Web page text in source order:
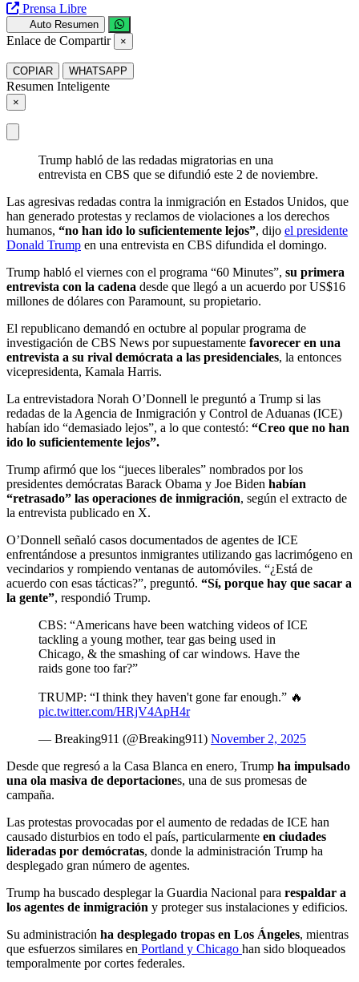
Prensa Libre
Auto Resumen
Enlace de Compartir ×
COPIAR WHATSAPP
Resumen Inteligente
×
Trump habló de las redadas migratorias en una
entrevista en CBS que se difundió este 2 de noviembre.
Las agresivas redadas contra la inmigración en Estados Unidos, que
han generado protestas y reclamos de violaciones a los derechos
humanos, “no han ido lo suficientemente lejos”, dijo el presidente
Donald Trump en una entrevista en CBS difundida el domingo.
Trump habló el viernes con el programa “60 Minutes”, su primera
entrevista con la cadena desde que llegó a un acuerdo por US$16
millones de dólares con Paramount, su propietario.
El republicano demandó en octubre al popular programa de
investigación de CBS News por supuestamente favorecer en una
entrevista a su rival demócrata a las presidenciales, la entonces
vicepresidenta, Kamala Harris.
La entrevistadora Norah O’Donnell le preguntó a Trump si las
redadas de la Agencia de Inmigración y Control de Aduanas (ICE)
habían ido “demasiado lejos”, a lo que contestó: “Creo que no han
ido lo suficientemente lejos”.
Trump afirmó que los “jueces liberales” nombrados por los
presidentes demócratas Barack Obama y Joe Biden habían
“retrasado” las operaciones de inmigración, según el extracto de
la entrevista publicado en X.
O’Donnell señaló casos documentados de agentes de ICE
enfrentándose a presuntos inmigrantes utilizando gas lacrimógeno en
vecindarios y rompiendo ventanas de automóviles. “¿Está de
acuerdo con esas tácticas?”, preguntó. “Sí, porque hay que sacar a
la gente”, respondió Trump.
CBS: “Americans have been watching videos of ICE
tackling a young mother, tear gas being used in
Chicago, & the smashing of car windows. Have the
raids gone too far?”
TRUMP: “I think they haven't gone far enough.” 🔥
pic.twitter.com/HRjV4ApH4r
— Breaking911 (@Breaking911) November 2, 2025
Desde que regresó a la Casa Blanca en enero, Trump ha impulsado
una ola masiva de deportaciones, una de sus promesas de
campaña.
Las protestas provocadas por el aumento de redadas de ICE han
causado disturbios en todo el país, particularmente en ciudades
lideradas por demócratas, donde la administración Trump ha
desplegado gran número de agentes.
Trump ha buscado desplegar la Guardia Nacional para respaldar a
los agentes de inmigración y proteger sus instalaciones y edificios.
Su administración ha desplegado tropas en Los Ángeles, mientras
que esfuerzos similares en Portland y Chicago han sido bloqueados
temporalmente por cortes federales.